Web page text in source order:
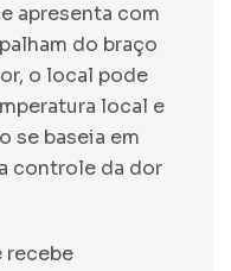
apresenta com
do braço
o local pode
local e
se baseia em
controle da dor
recebe